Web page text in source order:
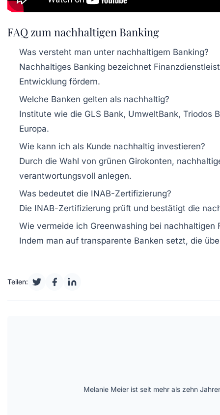
FAQ zum nachhaltigen Banking
Was versteht man unter nachhaltigem Banking?
Nachhaltiges Banking bezeichnet
Entwicklung fördern.
Welche Banken gelten als nachhaltig?
Institute wie die GLS Bank, UmweltBank, Triodos
Europa.
Wie kann ich als Kunde nachhaltig investieren?
Durch die Wahl von grünen Girokonten,
verantwortungsvoll anlegen.
Was bedeutet die INAB-Zertifizierung?
Die INAB-Zertifizierung prüft und bestätigt die
Wie vermeide ich Greenwashing bei nachhaltigen
Indem man auf transparente Banken setzt, die
Teilen:
Melanie Meier ist seit mehr als zehn